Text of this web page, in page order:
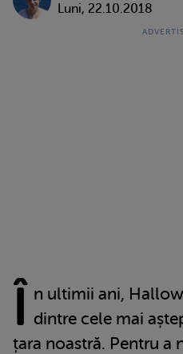
Luni, 22.10.2018
Î n ultimii ani,
dintre cele mai
țara noastră. Pentru a